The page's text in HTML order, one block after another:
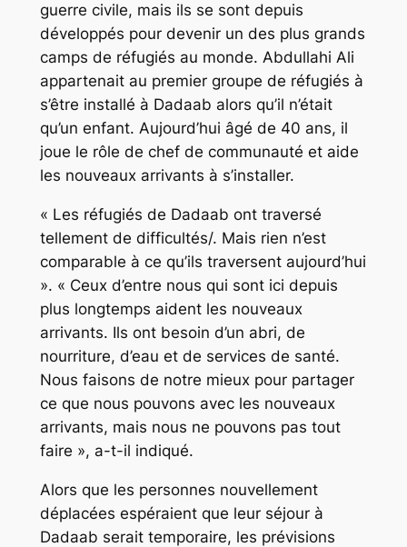
guerre civile, mais ils se sont depuis
développés pour devenir un des plus grands
camps de réfugiés au monde. Abdullahi Ali
appartenait au premier groupe de réfugiés à
s’être installé à Dadaab alors qu’il n’était
qu’un enfant. Aujourd’hui âgé de 40 ans, il
joue le rôle de chef de communauté et aide
les nouveaux arrivants à s’installer.
« Les réfugiés de Dadaab ont traversé
tellement de difficultés/. Mais rien n’est
comparable à ce qu’ils traversent aujourd’hui
». « Ceux d’entre nous qui sont ici depuis
plus longtemps aident les nouveaux
arrivants. Ils ont besoin d’un abri, de
nourriture, d’eau et de services de santé.
Nous faisons de notre mieux pour partager
ce que nous pouvons avec les nouveaux
arrivants, mais nous ne pouvons pas tout
faire », a-t-il indiqué.
Alors que les personnes nouvellement
déplacées espéraient que leur séjour à
Dadaab serait temporaire, les prévisions